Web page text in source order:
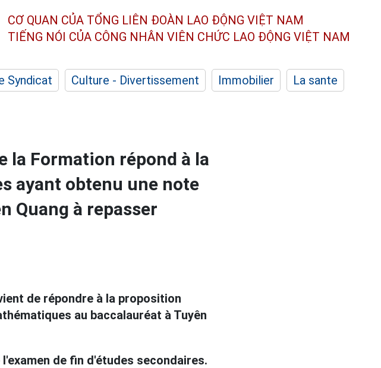
CƠ QUAN CỦA TỔNG LIÊN ĐOÀN LAO ĐỘNG VIỆT NAM
TIẾNG NÓI CỦA CÔNG NHÂN VIÊN CHỨC LAO ĐỘNG VIỆT NAM
Syndicat Culture - Divertissement Immobilier
La sante
la Formation répond à la
ayant obtenu une note
Quang à repasser
de répondre à la proposition
au baccalauréat à Tuyên
de fin d'études secondaires.